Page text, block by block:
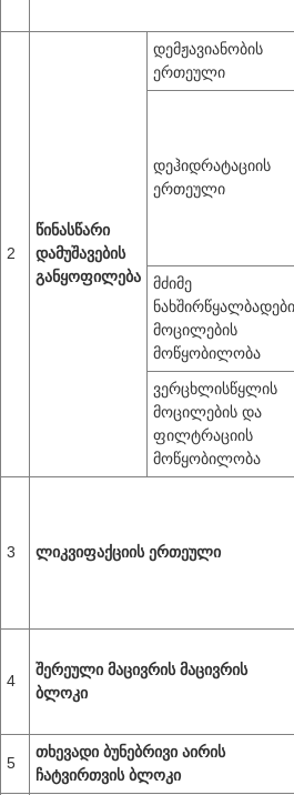
2
წინასწარი
დამუშავების
განყოფილება
დემჟავიანობის
ერთეული
დეჰიდრატაციის
ერთეული
მძიმე
მოცილების
მოწყობილობა
ვერცხლისწყლის
მოცილების და
ფილტრაციის
მოწყობილობა
3 ლიკვიფაქციის ერთეული
4
შერეული მაცივრის მაცივრის
ბლოკი
5
თხევადი ბუნებრივი აირის
ჩატვირთვის ბლოკი